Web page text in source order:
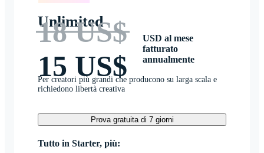
Unlimited
18 US$
15 US$
USD al mese
fatturato
annualmente
Per creatori più grandi che producono su larga scala e
richiedono libertà creativa
Prova gratuita di 7 giorni
Tutto in Starter, più: